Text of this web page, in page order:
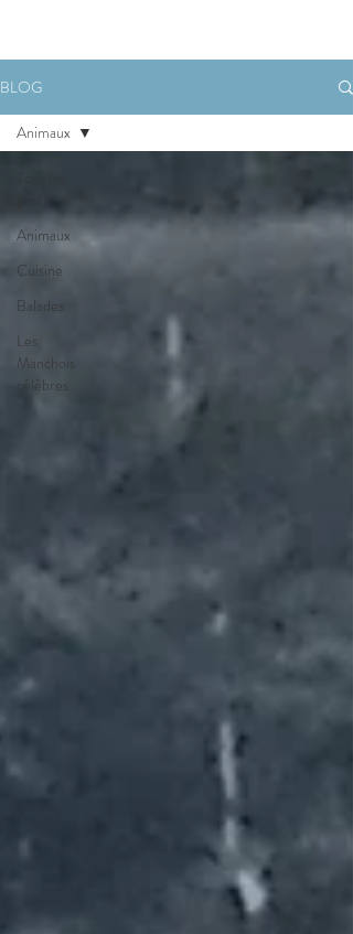
BLOG
Animaux
Cuisine
Balades
Les
Manchois
célèbres
Animaux